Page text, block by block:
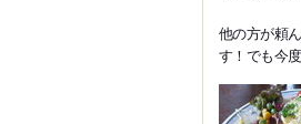
他の方が頼
す！でも今